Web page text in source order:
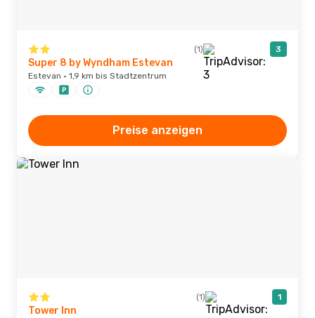
(1) 3
Super 8 by Wyndham Estevan
Estevan · 1,9 km bis Stadtzentrum
Preise anzeigen
(1) 1
Tower Inn